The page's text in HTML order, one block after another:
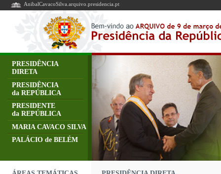
AnibalCavacoSilva.arquivo.presidencia.pt
PRESIDÊNCIA
DIRETA
PRESIDÊNCIA
da REPÚBLICA
PRESIDENTE
da REPÚBLICA
MARIA CAVACO SILVA
PALÁCIO de BELÉM